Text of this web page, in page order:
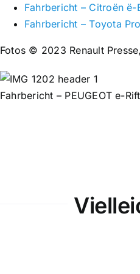
Fahrbericht – Citroën ë-
Fahrbericht – Toyota
Fotos © 2023 Renault
Fahrbericht – PEUGEOT e-